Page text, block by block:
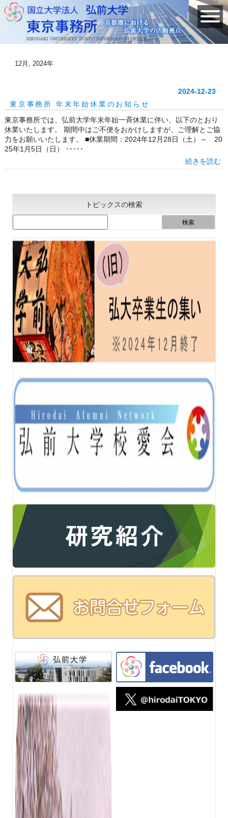
12月, 2024年
2024-12-23
東京事務所 年末年始休業のお知らせ
東京事務所では、弘前大学年末年始一斉休業に伴い、以下のとおり
休業いたします。 期間中はご不便をおかけしますが、ご理解とご協
力をお願いいたします。 ■休業期間：2024年12月28日（土）～ 20
25年1月5日（日） ･････
続きを読む
トピックスの検索